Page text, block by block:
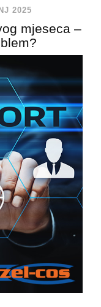
2025
mjeseca –